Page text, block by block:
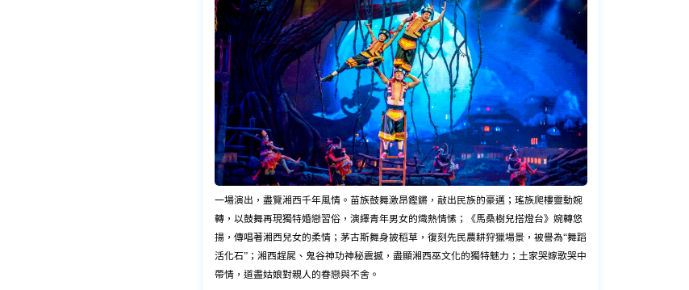
一場演出，盡覽湘西千年風情。苗族鼓舞激昂鏗鏘，敲出民族的豪邁；瑤族爬樓靈動婉
轉，以鼓舞再現獨特婚戀習俗，演繹青年男女的熾熱情愫；《馬桑樹兒搭燈台》婉轉悠
揚，傳唱著湘西兒女的柔情；茅古斯舞身披稻草，復刻先民農耕狩獵場景，被譽為“舞蹈
活化石”；湘西趕屍、鬼谷神功神秘震撼，盡顯湘西巫文化的獨特魅力；土家哭嫁歌哭中
帶情，道盡姑娘對親人的眷戀與不舍。